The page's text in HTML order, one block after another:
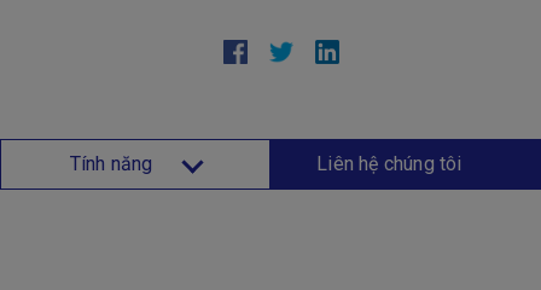
Tính năng Liên hệ chúng tôi